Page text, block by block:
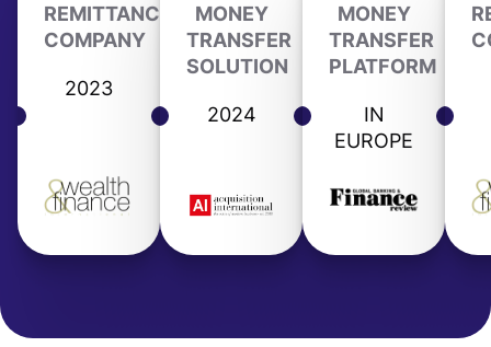
REMITTANCE
COMPANY
2023
MONEY
TRANSFER
SOLUTION
2024
MONEY
TRANSFER
PLATFORM
IN
EUROPE